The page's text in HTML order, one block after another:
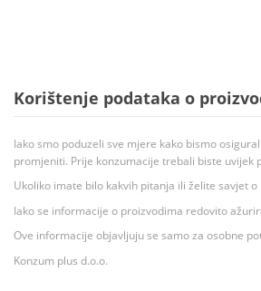
Korištenje podataka o
Iako smo poduzeli sve mjere kako bismo
promjeniti. Prije konzumacije trebali biste
Ukoliko imate bilo kakvih pitanja ili želite savjet
Iako se informacije o proizvodima redovito
Ove informacije objavljuju se samo za osobne
Konzum plus d.o.o.